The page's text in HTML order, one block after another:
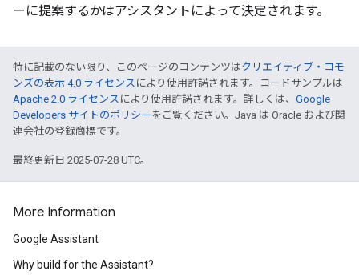
ーに提案するかはアシスタントによって決定されます。
特に記載のない限り、このページのコンテンツはクリエイティブ・コモ
ンズの表示 4.0 ライセンス により使用許諾されます。コードサンプルは
Apache 2.0 ライセンス により使用許諾されます。詳しくは、 Google
Developers サイトのポリシー をご覧ください。Java は Oracle および関
連会社の登録商標です。
最終更新日 2025-07-28 UTC。
More Information
Google Assistant
Why build for the Assistant?